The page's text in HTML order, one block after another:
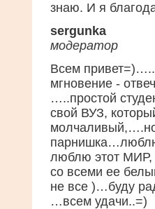
знаю. И я
sergunka
модератор
Всем
мгновение -
…..простой
свой ВУЗ,
люблю этот МИР,
со всеми ее
не все )…буду
…всем удачи..=)